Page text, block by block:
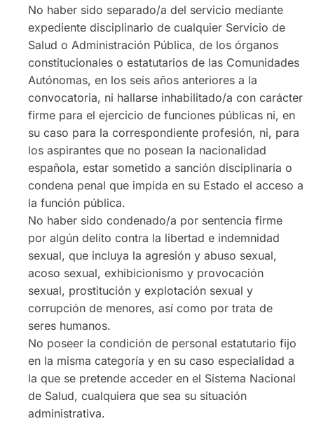
No haber sido separado/a del servicio mediante
expediente disciplinario de cualquier Servicio de
Salud o Administración Pública, de los órganos
constitucionales o estatutarios de las Comunidades
Autónomas, en los seis años anteriores a la
convocatoria, ni hallarse inhabilitado/a con carácter
firme para el ejercicio de funciones públicas ni, en
su caso para la correspondiente profesión, ni, para
los aspirantes que no posean la nacionalidad
española, estar sometido a sanción disciplinaria o
condena penal que impida en su Estado el acceso a
la función pública.
No haber sido condenado/a por sentencia firme
por algún delito contra la libertad e indemnidad
sexual, que incluya la agresión y abuso sexual,
acoso sexual, exhibicionismo y provocación
sexual, prostitución y explotación sexual y
corrupción de menores, así como por trata de
seres humanos.
No poseer la condición de personal estatutario fijo
en la misma categoría y en su caso especialidad a
la que se pretende acceder en el Sistema Nacional
de Salud, cualquiera que sea su situación
administrativa.